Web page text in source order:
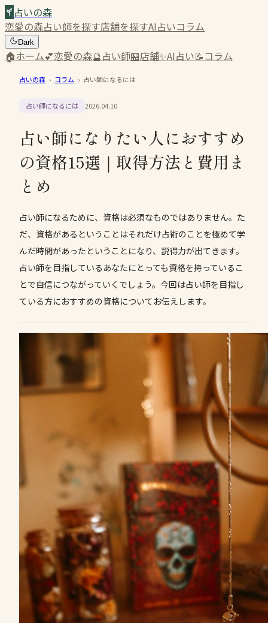
占いの森
恋愛の森占い師を探す店舗を探すAI占いコラム
Dark
🏠ホーム💕恋愛の森🔮占い師🏪店舗✨AI占い📝コラム
占いの森 › コラム › 占い師になるには
占い師になるには 2026.04.10
占い師になりたい人におすすめ
の資格15選｜取得方法と費用ま
とめ
占い師になるために、資格は必須なものではありません。た
だ、資格があるということはそれだけ占術のことを極めて学
んだ時間があったということになり、説得力が出てきます。
占い師を目指しているあなたにとっても資格を持っているこ
とで自信につながっていくでしょう。今回は占い師を目指し
ている方におすすめの資格についてお伝えします。